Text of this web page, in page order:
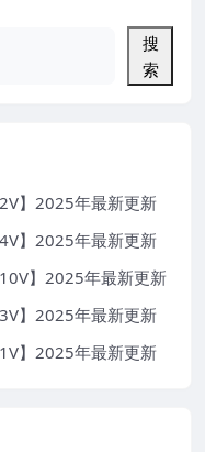
搜
索
】2025年最新更新
】2025年最新更新
】2025年最新更新
】2025年最新更新
】2025年最新更新